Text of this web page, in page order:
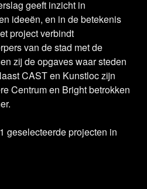
geeft inzicht in
ideeën, en in de betekenis
project verbindt
van de stad met de
zij de opgaves waar steden
CAST en Kunstloc zijn
Centrum en Bright betrokken
geselecteerde projecten in